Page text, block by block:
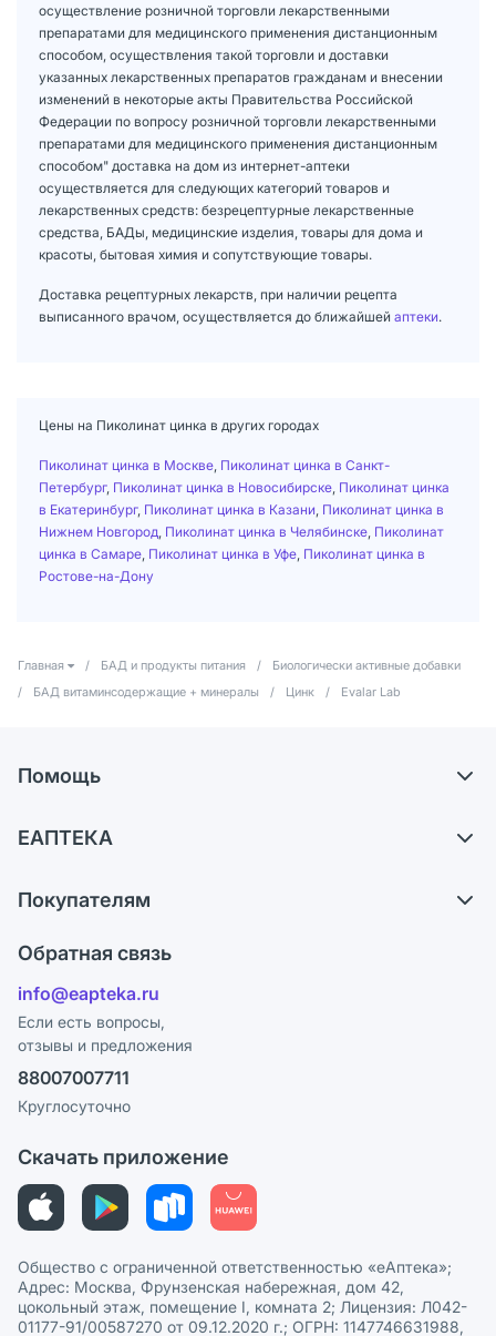
осуществление розничной торговли лекарственными
препаратами для медицинского применения дистанционным
способом, осуществления такой торговли и доставки
указанных лекарственных препаратов гражданам и внесении
изменений в некоторые акты Правительства Российской
Федерации по вопросу розничной торговли лекарственными
препаратами для медицинского применения дистанционным
способом" доставка на дом из интернет-аптеки
осуществляется для следующих категорий товаров и
лекарственных средств: безрецептурные лекарственные
средства, БАДы, медицинские изделия, товары для дома и
красоты, бытовая химия и сопутствующие товары.
Доставка рецептурных лекарств, при наличии рецепта
выписанного врачом, осуществляется до ближайшей аптеки.
Цены на Пиколинат цинка в других городах
Пиколинат цинка в Москве Пиколинат цинка в Санкт-
Петербург, Пиколинат цинка в Новосибирске Пиколинат цинка
в Екатеринбург, Пиколинат цинка в Казани Пиколинат цинка в
Нижнем Новгород Пиколинат цинка в Челябинске Пиколинат
цинка в Самаре Пиколинат цинка в Уфе Пиколинат цинка в
Ростове-на-Дону
Главная / БАД и продукты питания /
Биологически активные добавки
/
БАД витаминсодержащие + минералы / Цинк / Evalar Lab
Помощь
Самовывоз из аптек
Ответы на вопросы
Блог
ЕАПТЕКА
Карьера
Поставщики
Лицензия
Реклама на сайте
Ваши товары на ЕАПТЕКЕ
Покупателям
Программа СберСпасибо
Политика конфиденциальности
Пользовательское соглашение
Политика рекомендаций
Этика и соответствие
Политика в отношении обработки персональных данных
Обратная связь
info@eapteka.ru
Если есть вопросы,
отзывы и предложения
88007007711
Круглосуточно
Скачать приложение
Общество с ограниченной ответственностью «еАптека»;
Адрес: Москва, Фрунзенская набережная, дом 42,
цокольный этаж, помещение I, комната 2; Лицензия: Л042-
01177-91/00587270 от 09.12.2020 г.; ОГРН: 1147746631988,